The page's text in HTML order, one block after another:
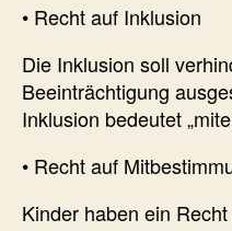
• Recht auf Inklusion
Die Inklusion soll
Beeinträchtigung
Inklusion bedeutet
• Recht auf
Kinder haben ein